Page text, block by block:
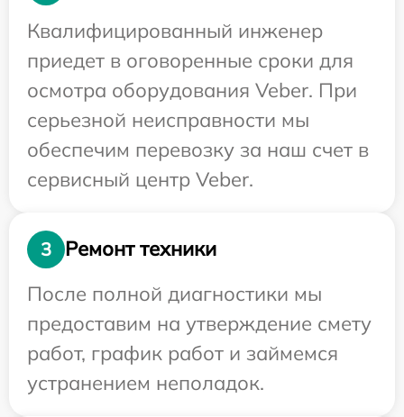
Квалифицированный инженер
приедет в оговоренные сроки для
осмотра оборудования Veber. При
серьезной неисправности мы
обеспечим перевозку за наш счет в
сервисный центр Veber.
3
Ремонт техники
После полной диагностики мы
предоставим на утверждение смету
работ, график работ и займемся
устранением неполадок.